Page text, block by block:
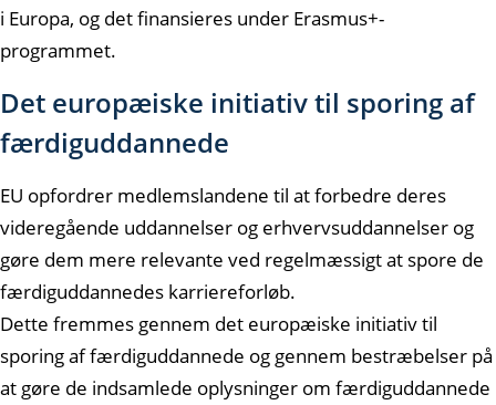
i Europa, og det finansieres under Erasmus+-
programmet.
Det europæiske initiativ til sporing af
færdiguddannede
EU opfordrer medlemslandene til at forbedre deres
videregående uddannelser og erhvervsuddannelser og
gøre dem mere relevante ved regelmæssigt at spore de
færdiguddannedes karriereforløb.
Dette fremmes gennem det europæiske initiativ til
sporing af færdiguddannede og gennem bestræbelser på
at gøre de indsamlede oplysninger om færdiguddannede